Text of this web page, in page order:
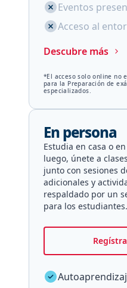
Eventos
Acceso al
Descubre más
*El acceso solo online no
para la Preparación de
especializados.
En persona
Estudia en casa o
luego, únete a
junto con sesiones
adicionales y
respaldado por un
para los estudiantes.